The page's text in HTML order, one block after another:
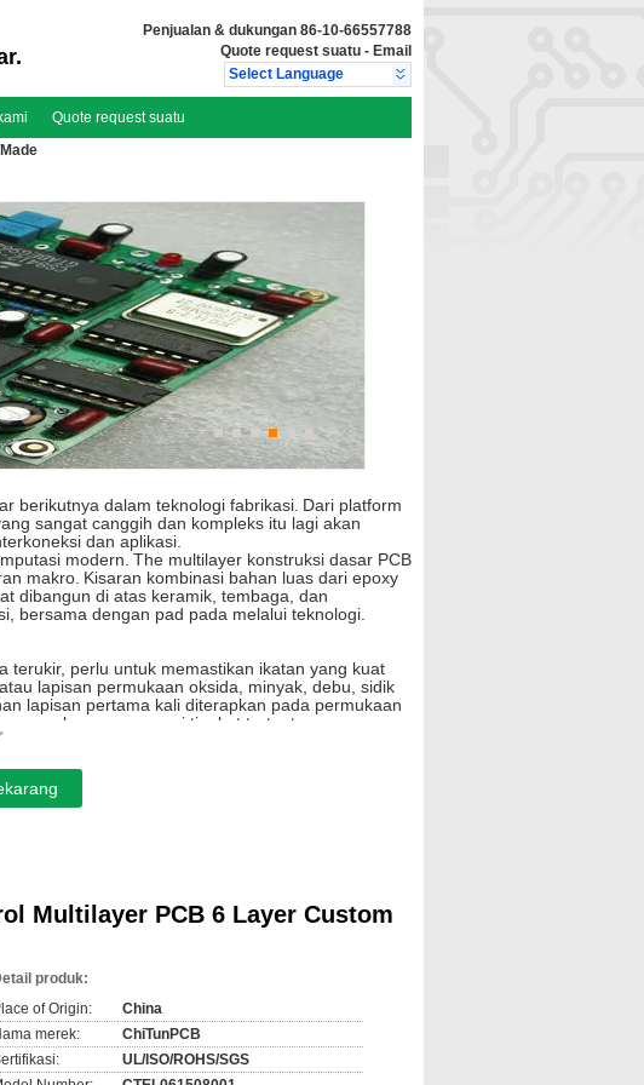
Penjualan & dukungan 86-10-66557788
Quote request suatu - Email
Select Language
Quote request suatu
berikutnya dalam teknologi fabrikasi. Dari platform
sangat canggih dan kompleks itu lagi akan
dan aplikasi.
modern. The multilayer konstruksi dasar PCB
makro. Kisaran kombinasi bahan luas dari epoxy
dibangun di atas keramik, tembaga, dan
bersama dengan pad pada melalui teknologi.
terukir, perlu untuk memastikan ikatan yang kuat
lapisan permukaan oksida, minyak, debu, sidik
lapisan pertama kali diterapkan pada permukaan
yang kasar mencapai tingkat tertentu.
dalam adalah harus lakukan pertama.
dalam, pertama kita ditempelkan film kering
kering adalah film tipis poliester, film photoresist dan
terurai menjadi radikal, radikal
untuk menghasilkan reaksi silang,
dari struktur polimer.
tidak merobek segera setelah Film paparan
dari film fotosensitif dengan encer alkali larut
mengeras oleh silang bagian pola fotosensitif
Multilayer PCB 6 Layer Custom
produk:
of Origin:
China
merek:
ChiTunPCB
UL/ISO/ROHS/SGS